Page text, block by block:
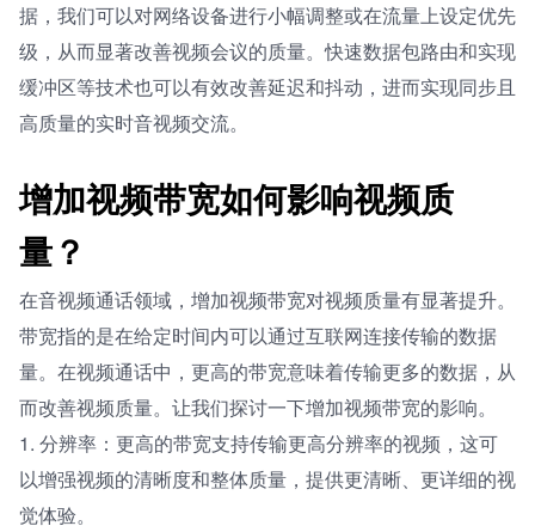
据，我们可以对网络设备进行小幅调整或在流量上设定优先
级，从而显著改善视频会议的质量。快速数据包路由和实现
缓冲区等技术也可以有效改善延迟和抖动，进而实现同步且
高质量的实时音视频交流。
增加视频带宽如何影响视频质
量？
在音视频通话领域，增加视频带宽对视频质量有显著提升。
带宽指的是在给定时间内可以通过互联网连接传输的数据
量。在视频通话中，更高的带宽意味着传输更多的数据，从
而改善视频质量。让我们探讨一下增加视频带宽的影响。
1. 分辨率：更高的带宽支持传输更高分辨率的视频，这可
以增强视频的清晰度和整体质量，提供更清晰、更详细的视
觉体验。